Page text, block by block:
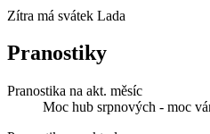
Zítra má svátek Lada
Pranostiky
Pranostika na akt. měsíc
Moc hub srpnových - moc